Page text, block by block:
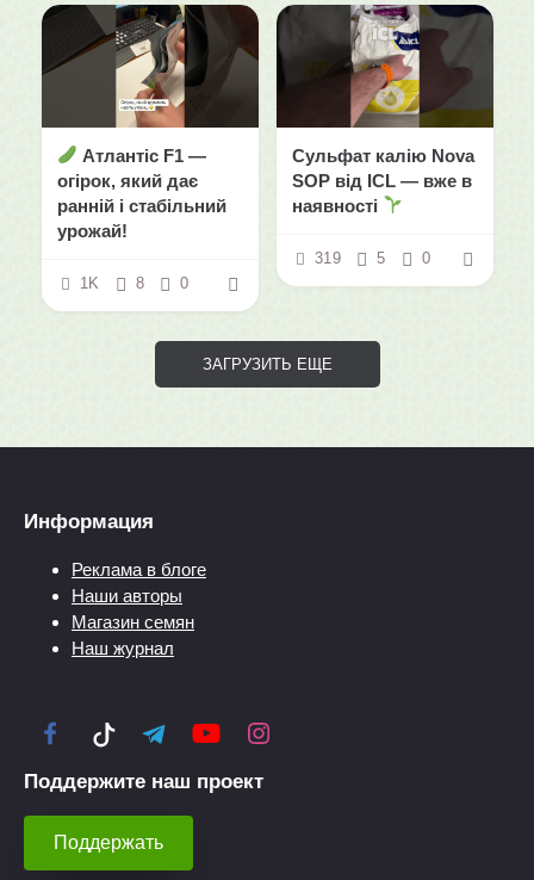
Атлантіс F1 —
огірок, який дає
ранній і стабільний
урожай!
1K 8 0
Сульфат калію Nova
SOP від ICL — вже в
наявності
319 5 0
ЗАГРУЗИТЬ ЕЩЕ
Информация
Реклама в блоге
Наши авторы
Магазин семян
Наш журнал
Поддержите наш проект
Поддержать